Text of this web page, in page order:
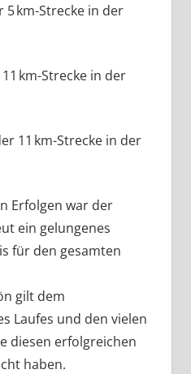
5 km-Strecke in der
km-Strecke in der
11 km-Strecke in der
Erfolgen war der
ein gelungenes
für den gesamten
gilt dem
Laufes und den vielen
diesen erfolgreichen
haben.